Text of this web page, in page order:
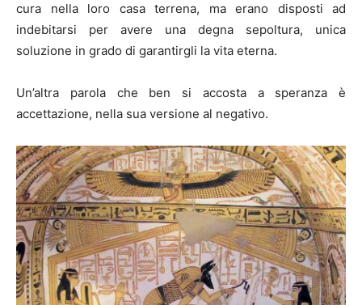
cura nella loro casa terrena, ma erano disposti ad
indebitarsi per avere una degna sepoltura, unica
soluzione in grado di garantirgli la vita eterna.
Un’altra parola che ben si accosta a speranza è
accettazione, nella sua versione al negativo.